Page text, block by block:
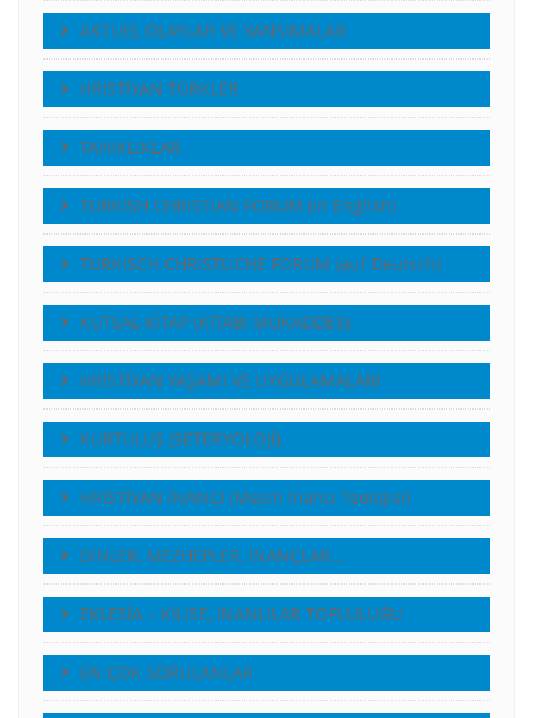
AKTUEL OLAYLAR VE YANSIMALAR
HRİSTİYAN TÜRKLER
TANIKLIKLAR
TURKISH CHRISTIAN FORUM (in English)
TURKISCH CHRISTLICHE FORUM (auf Deutsch)
KUTSAL KİTAP (KİTABI MUKADDES)
HRİSTİYAN YAŞAMI VE UYGULAMALARI
KURTULUŞ (SETERYOLOJİ)
HRİSTİYAN İNANCI (Mesih İnancı Teolojisi)
DİNLER, MEZHEPLER, İNANÇLAR…
EKLESİA – KİLİSE, İNANLILAR TOPLULUĞU
EN ÇOK SORULANLAR